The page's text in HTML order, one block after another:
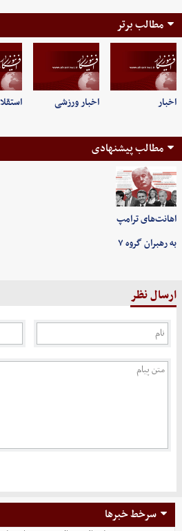
مطالب برتر
اخبار اخبار ورزشی
مطالب پیشنهادی
اهانت‌های ترامپ
به رهبران گروه ۷
ارسال نظر
سرخط خبرها